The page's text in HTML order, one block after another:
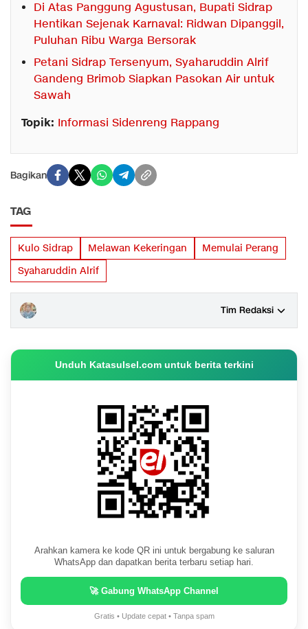
Di Atas Panggung Agustusan, Bupati Sidrap
Hentikan Sejenak Karnaval: Ridwan Dipanggil,
Puluhan Ribu Warga Bersorak
Petani Sidrap Tersenyum, Syaharuddin Alrif
Gandeng Brimob Siapkan Pasokan Air untuk
Sawah
Topik: Informasi Sidenreng Rappang
Bagikan
TAG
Kulo Sidrap Melawan Kekeringan
Memulai Perang
Syaharuddin Alrif
Tim Redaksi
Unduh Katasulsel.com untuk berita terkini
Arahkan kamera ke kode QR ini untuk bergabung ke saluran
WhatsApp dan dapatkan berita terbaru setiap hari.
🚀 Gabung WhatsApp Channel
Gratis • Update cepat • Tanpa spam